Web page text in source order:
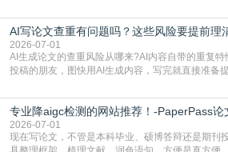
怕是已经入行的科研人员，不少人也搞不清降aigc
准。其实，降aigc检测是伴随AIGC工具在学术领
了满足现在高校、期刊对AI生
AI写论文查重有问题吗？这些风险要提前理
2026-07-01
AI生成论文的查重风险从哪来?AI内容自带的重复
投稿的朋友，图快用AI生成内容，写完就直接准备
自带不可忽视的查重风险。AI训练依赖海量公开的
于训练数据的概率拼接，不是从零开始的原创创作
有的高频公共表述，甚至直接拼接已经公开
专业降aigc检测的网站推荐！-PaperPass论
2026-07-01
现在写论文，不管是本科毕业、硕博答辩还是期刊